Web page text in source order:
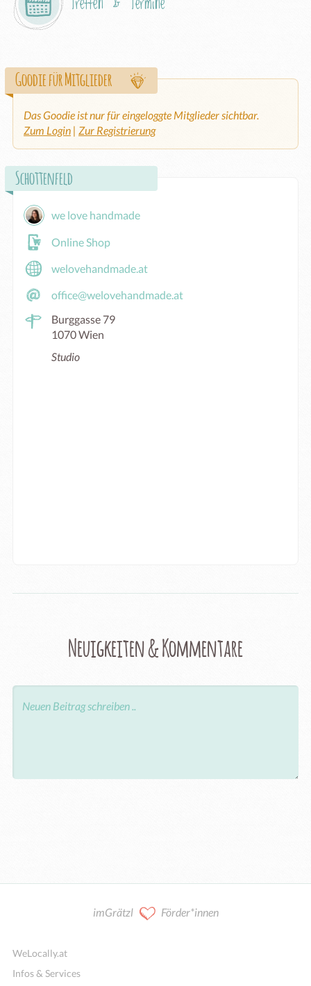
Goodie für Mitglieder
Das Goodie ist nur für eingeloggte Mitglieder sichtbar.
Zum Login | Zur Registrierung
Schottenfeld
we love handmade
Online Shop
welovehandmade.at
office@welovehandmade.at
Burggasse 79
1070 Wien
Studio
Neuigkeiten & Kommentare
imGrätzl Förder*innen
WeLocally.at
Infos & Services